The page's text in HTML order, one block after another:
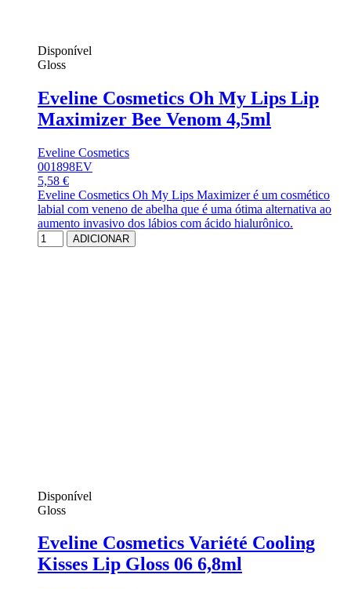
Disponível
Gloss
Eveline Cosmetics Oh My Lips Lip
Maximizer Bee Venom 4,5ml
Eveline Cosmetics
001898EV
5,58 €
Eveline Cosmetics Oh My Lips Maximizer é um cosmético
labial com veneno de abelha que é uma ótima alternativa ao
aumento invasivo dos lábios com ácido hialurônico.
ADICIONAR
Disponível
Gloss
Eveline Cosmetics Variété Cooling
Kisses Lip Gloss 06 6,8ml